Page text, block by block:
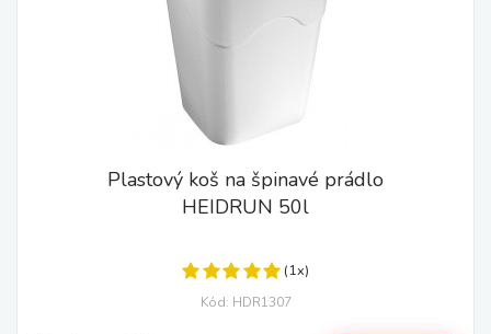
Plastový koš na špinavé prádlo
HEIDRUN 50l
(1x)
Kód: HDR1307